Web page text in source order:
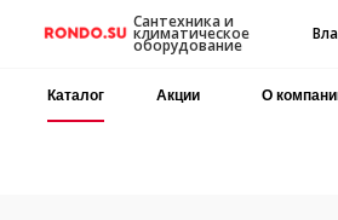
Сантехника и
климатическое
оборудование
Каталог Акции О